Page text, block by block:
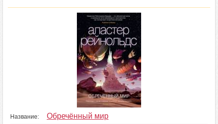
Название: Обречённый мир